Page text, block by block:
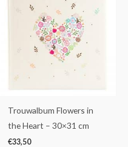
Trouwalbum Flowers in
the Heart – 30×31 cm
€33,50